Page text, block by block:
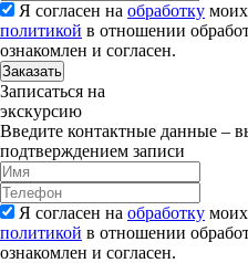
Я согласен на обработку
политикой в отношении
ознакомлен и согласен.
Заказать
Записаться на
экскурсию
Введите контактные данные –
подтверждением записи
Я согласен на обработку
политикой в отношении
ознакомлен и согласен.